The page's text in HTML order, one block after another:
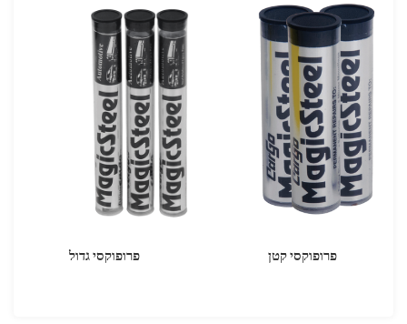
פרופוקסי קטן פרופוקסי גדול